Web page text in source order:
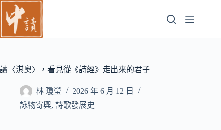
跳
至
主
容
讀〈淇奧〉，看見從《詩經》走出來的君子
林 瓊瑩
2026 年 6 月 12 日
詠物寄興, 詩歌發展史